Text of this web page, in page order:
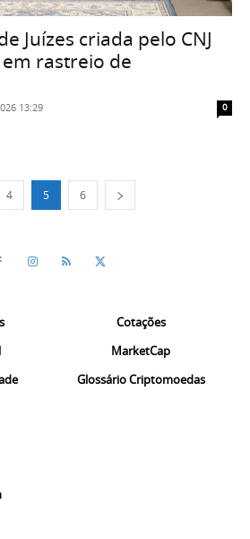
Juízes criada pelo CNJ
rastreio de
13:29 0
4 5 6
Cotações
MarketCap
Glossário Criptomoedas